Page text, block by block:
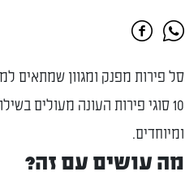
סל פירות מפנק ומגוון שמתאים
10 סוגי פירות העונה מעולים
ומיוחדים.
מה עושים עם זה?